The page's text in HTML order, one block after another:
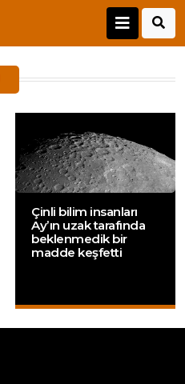
Çinli bilim insanları
Ay’ın uzak tarafında
beklenmedik bir
madde keşfetti